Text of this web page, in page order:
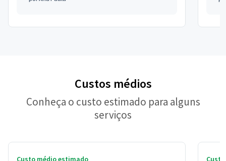
Custos médios
Conheça o custo estimado para alguns
serviços
Custo médio estimado